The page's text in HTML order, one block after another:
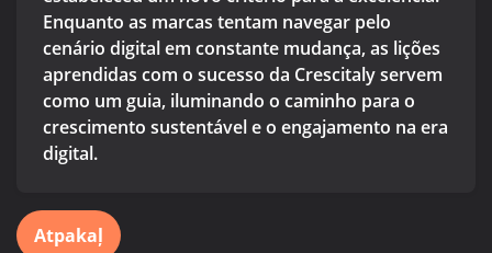
Enquanto as marcas tentam navegar pelo
cenário digital em constante mudança, as lições
aprendidas com o sucesso da Crescitaly servem
como um guia, iluminando o caminho para o
crescimento sustentável e o engajamento na era
digital.
Atpakaļ